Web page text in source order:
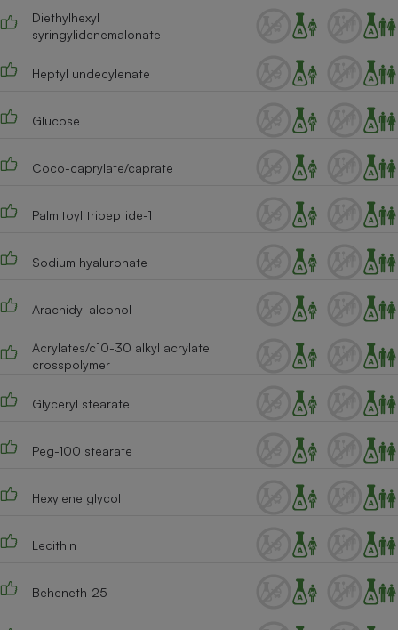
Diethylhexyl
syringylidenemalonate
Heptyl undecylenate
Glucose
Coco-caprylate/caprate
Palmitoyl tripeptide-1
Sodium hyaluronate
Arachidyl alcohol
Acrylates/c10-30 alkyl acrylate
crosspolymer
Glyceryl stearate
Peg-100 stearate
Hexylene glycol
Lecithin
Beheneth-25